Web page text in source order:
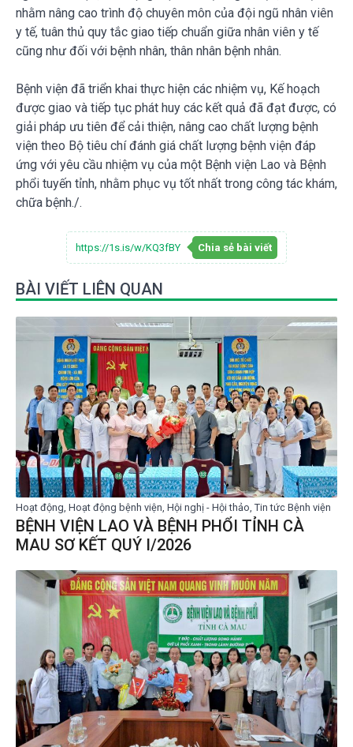
nhằm nâng cao trình độ chuyên môn của đội ngũ nhân viên
y tế, tuân thủ quy tắc giao tiếp chuẩn giữa nhân viên y tế
cũng như đối với bệnh nhân, thân nhân bệnh nhân.
Bệnh viện đã triển khai thực hiện các nhiệm vụ, Kế hoạch
được giao và tiếp tục phát huy các kết quả đã đạt được, có
giải pháp ưu tiên để cải thiện, nâng cao chất lượng bệnh
viện theo Bộ tiêu chí đánh giá chất lượng bệnh viện đáp
ứng với yêu cầu nhiệm vụ của một Bệnh viện Lao và Bệnh
phổi tuyến tỉnh, nhằm phục vụ tốt nhất trong công tác khám,
chữa bệnh./.
https://1s.is/w/KQ3fBY Chia sẻ bài viết
BÀI VIẾT LIÊN QUAN
Hoạt động, Hoạt động bệnh viện, Hội nghị - Hội thảo, Tin tức Bệnh viện
BỆNH VIỆN LAO VÀ BỆNH PHỔI TỈNH CÀ
MAU SƠ KẾT QUÝ I/2026